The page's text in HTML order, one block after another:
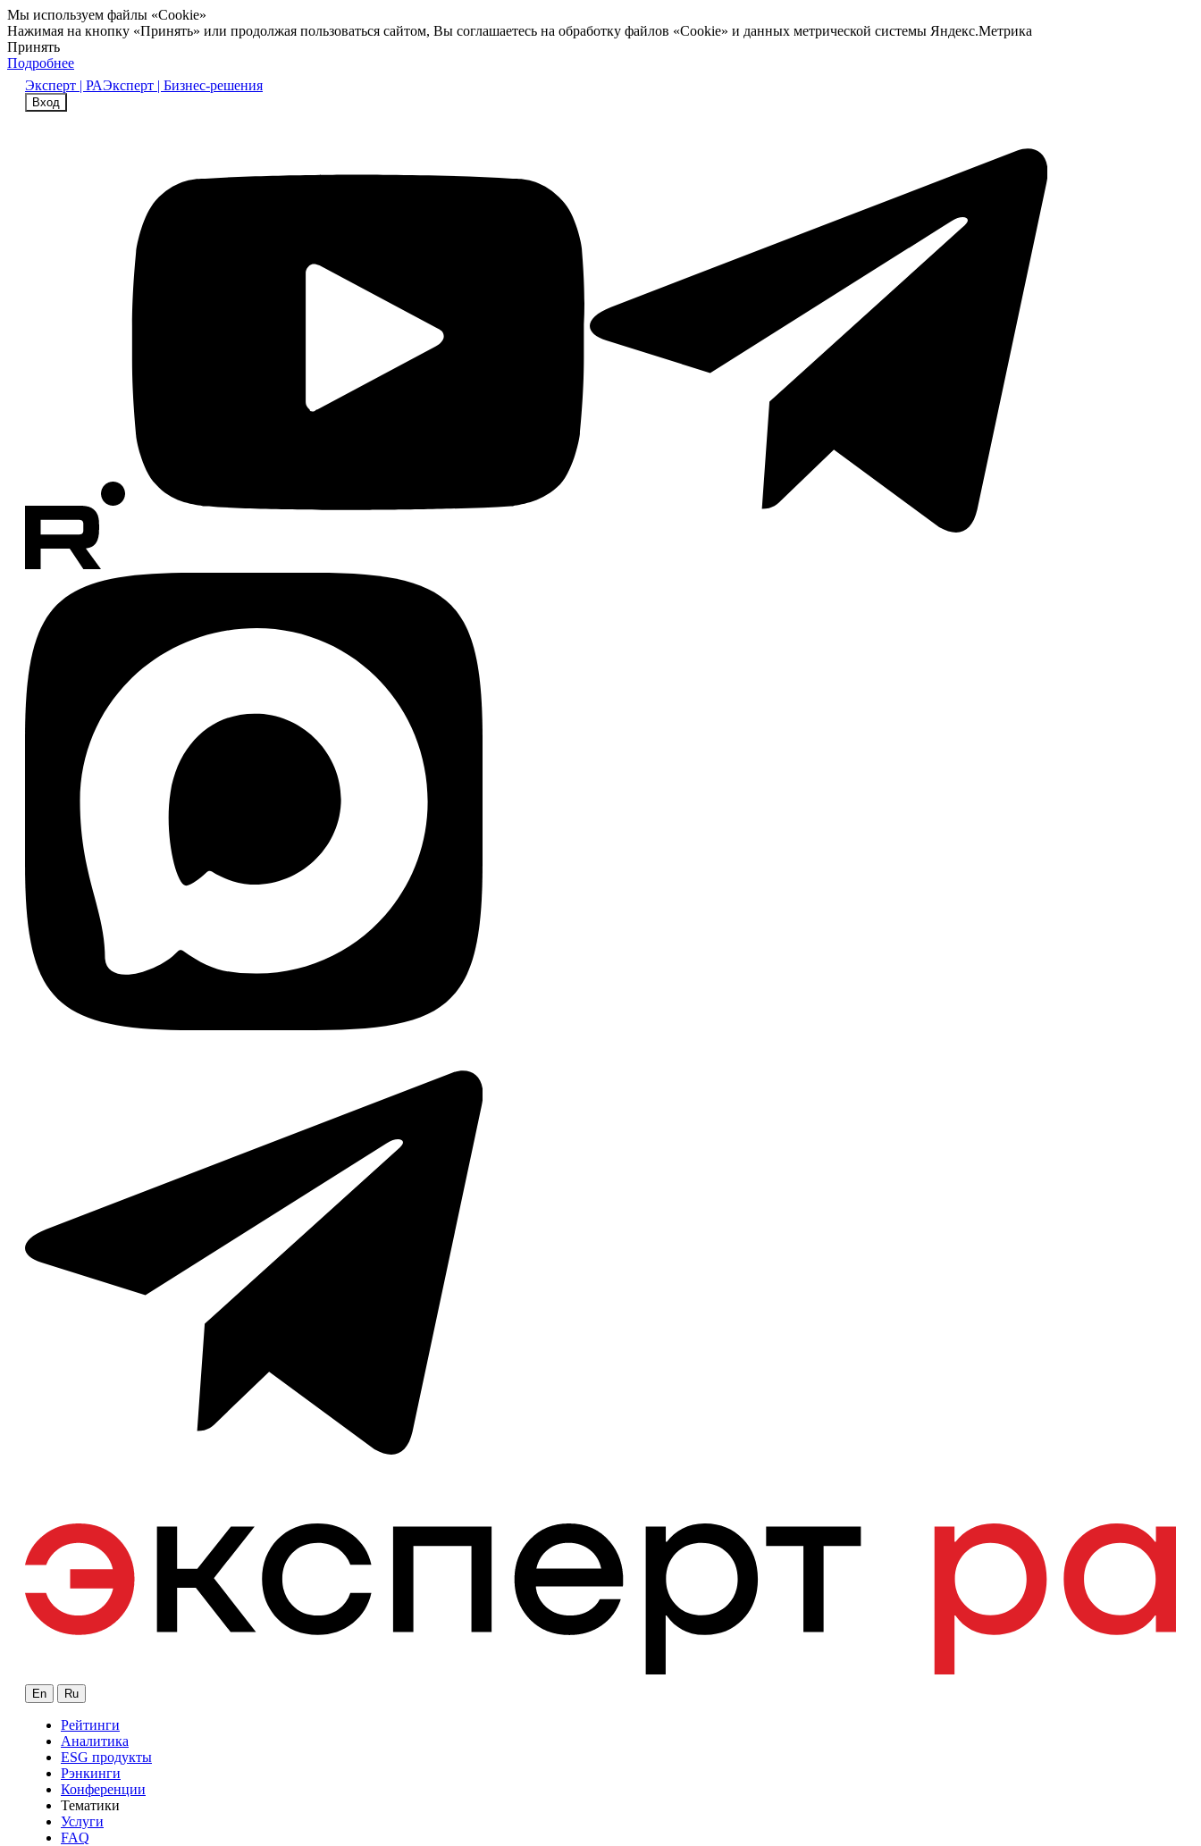
Мы используем файлы «Cookie»
Нажимая на кнопку «Принять» или продолжая пользоваться сайтом, Вы соглашаетесь на обработку файлов «Cookie» и данных метрической системы Яндекс.Метрика
Принять
Подробнее
Эксперт | РАЭксперт | Бизнес-решения
Вход
En Ru
Рейтинги
Аналитика
ESG продукты
Рэнкинги
Конференции
Тематики
Услуги
FAQ